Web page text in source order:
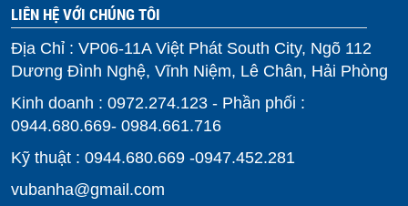
LIÊN HỆ VỚI CHÚNG TÔI
Địa Chỉ : VP06-11A Việt Phát South City, Ngõ 112
Dương Đình Nghệ, Vĩnh Niệm, Lê Chân, Hải Phòng
Kinh doanh : 0972.274.123 - Phần phối :
0944.680.669- 0984.661.716
Kỹ thuật : 0944.680.669 -0947.452.281
vubanha@gmail.com